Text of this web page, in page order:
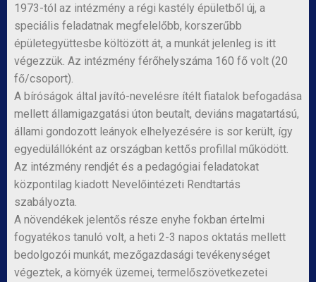
1973-tól az intézmény a régi kastély épületből új, a
speciális feladatnak megfelelőbb, korszerűbb
épületegyüttesbe költözött át, a munkát jelenleg is itt
végezzük. Az intézmény férőhelyszáma 160 fő volt (20
fő/csoport).
A bíróságok által javító-nevelésre ítélt fiatalok befogadása
mellett államigazgatási úton beutalt, deviáns magatartású,
állami gondozott leányok elhelyezésére is sor került, így
egyedülállóként az országban kettős profillal működött.
Az intézmény rendjét és a pedagógiai feladatokat
központilag kiadott Nevelőintézeti Rendtartás
szabályozta.
A növendékek jelentős része enyhe fokban értelmi
fogyatékos tanuló volt, a heti 2-3 napos oktatás mellett
bedolgozói munkát, mezőgazdasági tevékenységet
végeztek, a környék üzemei, termelőszövetkezetei